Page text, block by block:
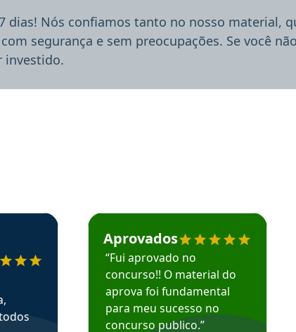
dias! Nós confiamos tanto no nosso material,
segurança e sem preocupações. Se você
investido.
o Aprova Concursos em depoimento
Estudante Mário recomenda o Aprova
Aprovados
“Fui aprovado no
concurso!! O material do
aprova foi fundamental
para meu sucesso no
concurso publico.”